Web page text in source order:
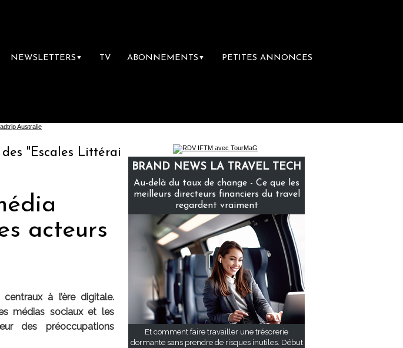
NEWSLETTERS ▼ TV ABONNEMENTS ▼ PETITES ANNONCES
Littéraires", la première librairie du voyage
acteurs
à l’ère digitale.
médias sociaux et les
des préoccupations
BRAND NEWS LA TRAVEL TECH
Au-delà du taux de change - Ce que les
meilleurs directeurs financiers du travel
regardent vraiment
Et comment faire travailler une trésorerie
dormante sans prendre de risques inutiles. Début